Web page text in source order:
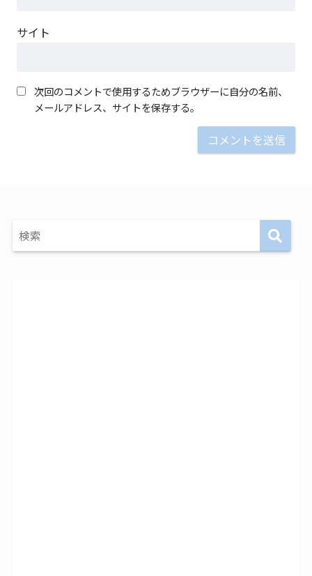
サイト
次回のコメントで使用するためブラウザーに自分の名前、
メールアドレス、サイトを保存する。